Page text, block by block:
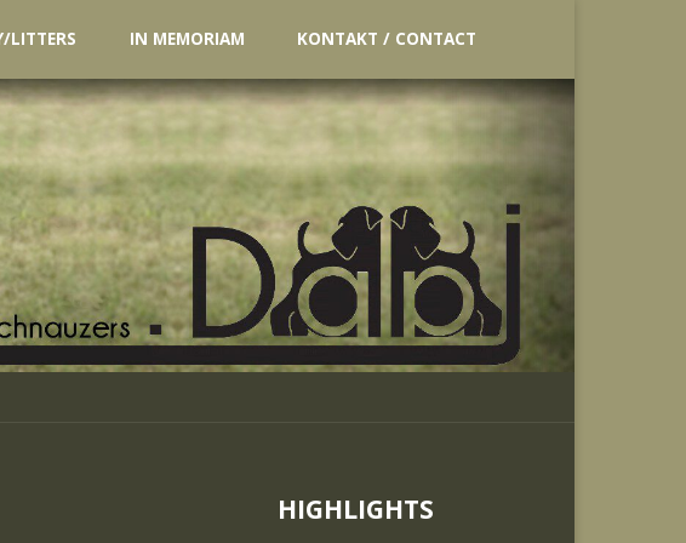
LITTERS IN MEMORIAM KONTAKT / CONTACT
HIGHLIGHTS